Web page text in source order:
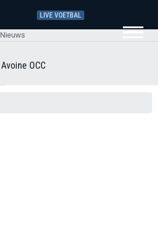
LIVE VOETBAL
Nieuws
Avoine OCC